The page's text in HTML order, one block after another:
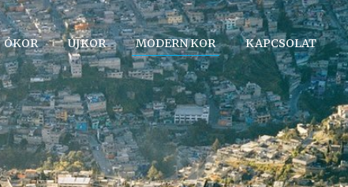
ÓKOR ÚJKOR MODERN KOR KAPCSOLAT